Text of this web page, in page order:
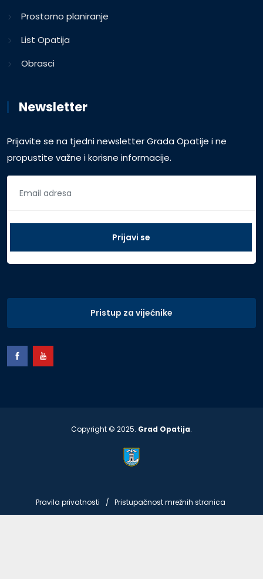
Prostorno planiranje
List Opatija
Obrasci
Newsletter
Prijavite se na tjedni newsletter Grada Opatije i ne
propustite važne i korisne informacije.
Pristup za vijećnike
Copyright © 2025. Grad Opatija.
Pravila privatnosti Pristupačnost mrežnih stranica